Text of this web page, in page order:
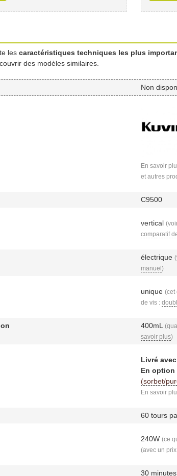
les caractéristiques techniques les plus
des modèles similaires.
Non
En savoir
et autres
C9500
vertical
comparatif
électrique
manuel )
unique (cet
de vis :
400mL
savoir plus)
Livré avec
En option
(sorbet/
En savoir
60 tours
240W (ce
(avec un
30 minutes